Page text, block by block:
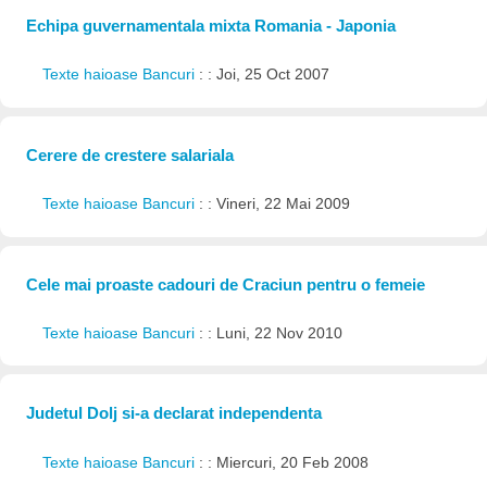
Echipa guvernamentala mixta Romania - Japonia
Texte haioase Bancuri : : Joi, 25 Oct 2007
Cerere de crestere salariala
Texte haioase Bancuri : : Vineri, 22 Mai 2009
Cele mai proaste cadouri de Craciun pentru o femeie
Texte haioase Bancuri : : Luni, 22 Nov 2010
Judetul Dolj si-a declarat independenta
Texte haioase Bancuri : : Miercuri, 20 Feb 2008